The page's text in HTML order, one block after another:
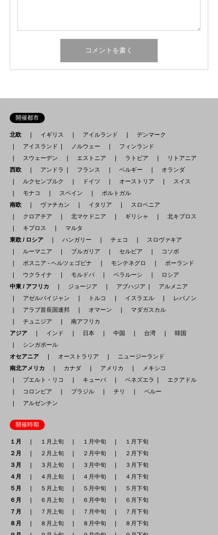
開催都市
北欧 イギリス アイルランド
デンマーク
アイスランド
ノルウェー
フィンランド
スウェーデン
エストニア ラトビア
リトアニア
西欧
アンドラ フランス ベルギー
オランダ
ルクセンブルク
ドイツ オーストリア
スイス
モナコ
スペイン
ポルトガル
南欧
ヴァチカン イタリア
スロベニア
クロアチア
北マケドニア ギリシャ
北キプロス
キプロス
マルタ
東欧 / ロシア
ハンガリー チェコ
スロヴァキア
ルーマニア
ブルガリア セルビア
コソボ
ボスニア - ヘルツェゴビナ
モンテネグロ
ポーランド
ウクライナ
モルドバ ベラルーシ
ロシア
中東 / アフリカ
ジョージア アブハジア
アルメニア
アゼルバイジャン
トルコ イスラエル
レバノン
アラブ首長国連邦
オマーン
マダガスカル
チュニジア
南アフリカ
アジア
インド 日本 中国 台湾
韓国
シンガポール
オセアニア
オーストラリア
ニュージーランド
南北アメリカ
カナダ アメリカ
メキシコ
プエルト・リコ
キューバ ベネズエラ
エクアドル
コロンビア
ブラジル チリ
ペルー
アルゼンチン
開催時期
１月 １月上旬 １月中旬
１月下旬
２月
２月上旬 ２月中旬
２月下旬
３月
３月上旬 ３月中旬
３月下旬
４月
４月上旬 ４月中旬
４月下旬
５月
５月上旬 ５月中旬
５月下旬
６月
６月上旬 ６月中旬
６月下旬
７月
７月上旬 ７月中旬
７月下旬
８月
８月上旬 ８月中旬
８月下旬